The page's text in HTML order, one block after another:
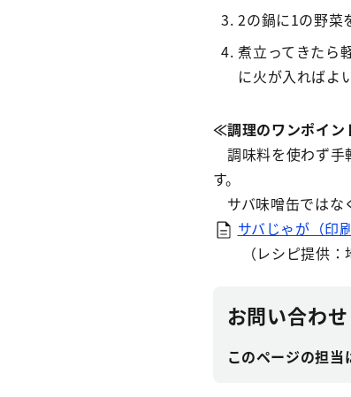
2の鍋に1の野菜
煮立ってきたら
に火が入ればよ
≪調理のワンポイ
調味料を使わず手
す。
サバ味噌缶ではな
サバじゃが（印
（レシピ提供：地
お問い合わせ
このページの担当